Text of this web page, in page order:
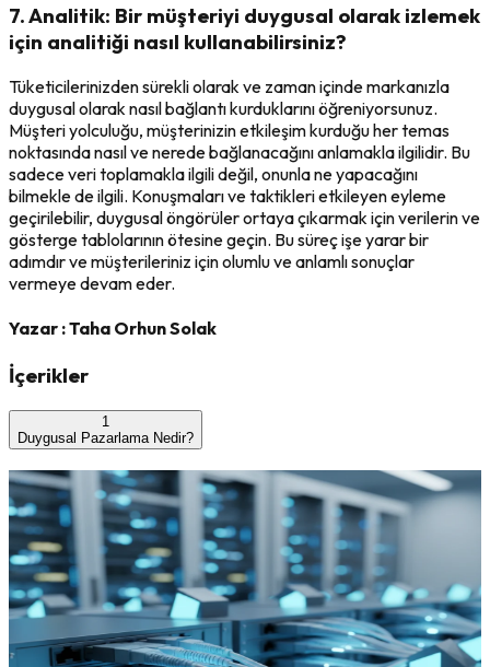
7. Analitik: Bir müşteriyi duygusal olarak izlemek
için analitiği nasıl kullanabilirsiniz?
Tüketicilerinizden sürekli olarak ve zaman içinde markanızla
duygusal olarak nasıl bağlantı kurduklarını öğreniyorsunuz.
Müşteri yolculuğu, müşterinizin etkileşim kurduğu her temas
noktasında nasıl ve nerede bağlanacağını anlamakla ilgilidir. Bu
sadece veri toplamakla ilgili değil, onunla ne yapacağını
bilmekle de ilgili. Konuşmaları ve taktikleri etkileyen eyleme
geçirilebilir, duygusal öngörüler ortaya çıkarmak için verilerin ve
gösterge tablolarının ötesine geçin. Bu süreç işe yarar bir
adımdır ve müşterileriniz için olumlu ve anlamlı sonuçlar
vermeye devam eder.
Yazar :Taha Orhun Solak
İçerikler
1
Duygusal Pazarlama Nedir?
Son Yazılar
2026'da Pazarlamanın Yeni Kuralları: Yapay Zeka
Çağında Müşteri Yolculuğu
23 Haziran 2026
2026 Google Güncellemesi: Yapay Zeka Çağında SEO ve